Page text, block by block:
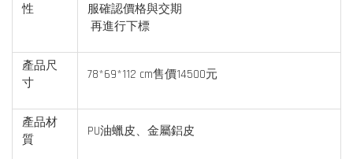
性
服確認價格與交期
再進行下標
產品尺
寸
78*69*112 cm售價14500元
產品材
質
PU油蠟皮、金屬鋁皮